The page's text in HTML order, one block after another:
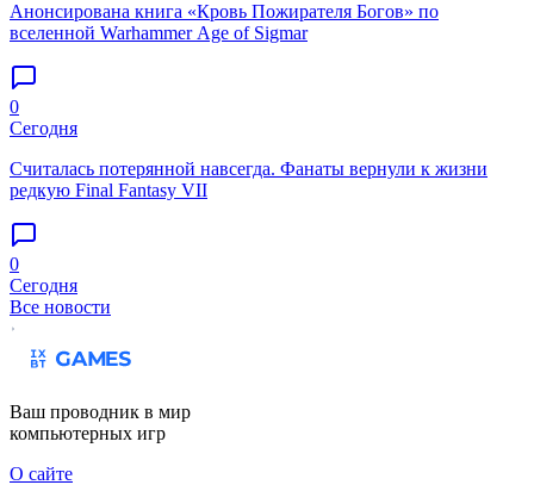
Анонсирована книга «Кровь Пожирателя Богов» по
вселенной Warhammer Age of Sigmar
0
Сегодня
Считалась потерянной навсегда. Фанаты вернули к жизни
редкую Final Fantasy VII
0
Сегодня
Все новости
Ваш проводник в мир
компьютерных игр
О сайте